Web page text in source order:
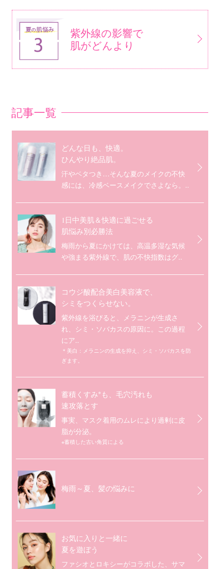
紫外線の影響で
肌がどんより
記事一覧
どんな日も、快適。
ひんやり絶品肌。
汗やベタつき…そんな夏のメイクの不快
感には、冷感ベースメイクでさよなら。..
1日中美肌＆快適に過ごせる
肌悩み別必勝法
梅雨から夏にかけては、高温多湿な気候
や強まる紫外線で、肌の不快指数はグ..
コウジ酸配合美白美容液で、
シミをつくらせない。
紫外線を浴びると、メラニンが生成さ
れ、シミ・ソバカスの原因に。この過程
にア..
＊美白：メラニンの生成を抑え、シミ・ソバカスを防
ぎます。
蓄積くすみ※ も、毛穴汚れも
速攻落とす
事実、マスク着用のムレにより過剰に皮
脂が分泌。
※蓄積した古い角質による
梅雨～夏、髪の悩みに
お気に入りと一緒に
夏を遊ぼう
ファシオとロキシーがコラボした、サマ